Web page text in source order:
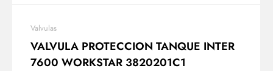
Valvulas
VALVULA PROTECCION TANQUE INTER
7600 WORKSTAR 3820201C1